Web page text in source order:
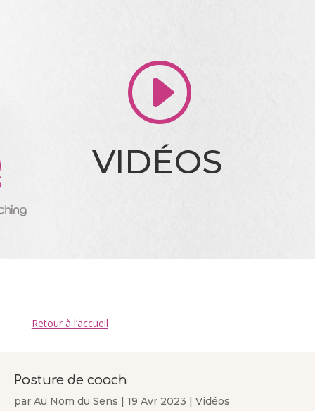
I
VIDÉOS
Retour à l’accueil
Posture de coach
par Au Nom du Sens | 19 Avr 2023 | Vidéos